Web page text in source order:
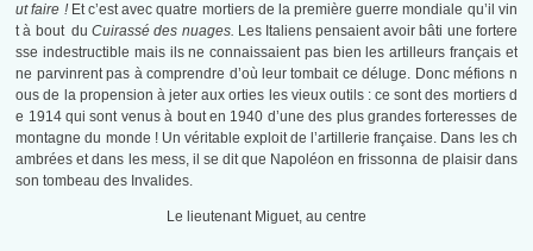
ut faire ! Et c’est avec quatre mortiers de la première guerre mondiale qu’il vin
t à bout du Cuirassé des nuages. Les Italiens pensaient avoir bâti une fortere
sse indestructible mais ils ne connaissaient pas bien les artilleurs français et
ne parvinrent pas à comprendre d’où leur tombait ce déluge. Donc méfions n
ous de la propension à jeter aux orties les vieux outils : ce sont des mortiers d
e 1914 qui sont venus à bout en 1940 d’une des plus grandes forteresses de
montagne du monde ! Un véritable exploit de l’artillerie française. Dans les ch
ambrées et dans les mess, il se dit que Napoléon en frissonna de plaisir dans
son tombeau des Invalides.
Le lieutenant Miguet, au centre